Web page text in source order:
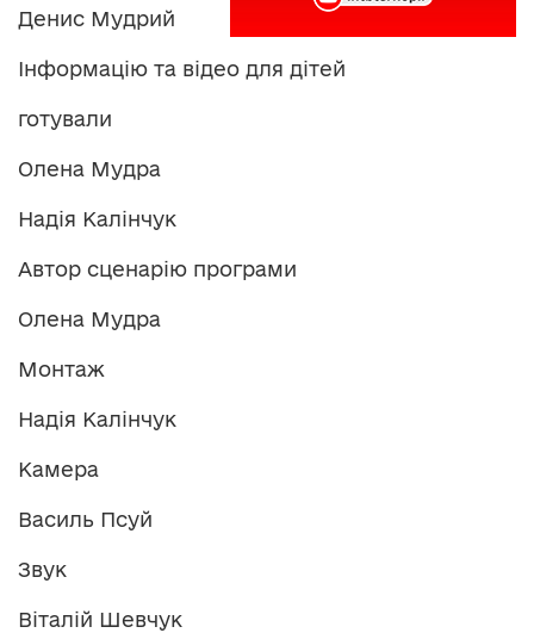
Денис Мудрий
Інформацію та відео для дітей
готували
Олена Мудра
Надія Калінчук
Автор сценарію програми
Олена Мудра
Монтаж
Надія Калінчук
Камера
Василь Псуй
Звук
Віталій Шевчук